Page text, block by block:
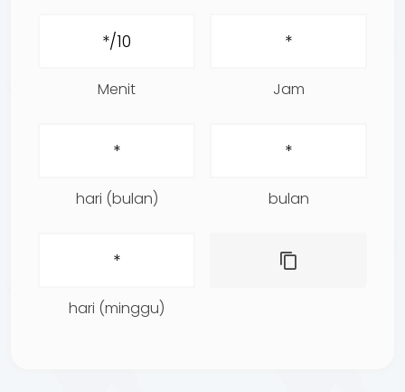
Menit Jam
hari (bulan) bulan
hari (minggu)